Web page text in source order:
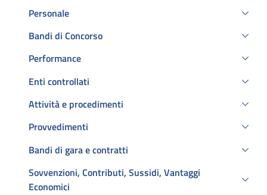
Personale
Bandi di Concorso
Performance
Enti controllati
Attività e procedimenti
Provvedimenti
Bandi di gara e contratti
Sovvenzioni, Contributi, Sussidi, Vantaggi
Economici